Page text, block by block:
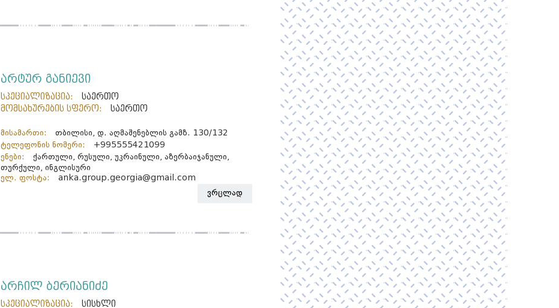
არტურ განიევი
სპეციალიზაცია:
საერთო
მომსახურების სფერო:
საერთო
მისამართი:
თბილისი, დ. აღმაშენებლის გამზ. 130/132
ტელეფონის ნომერი:
+995555421099
ენები:
ქართული, რუსული, უკრაინული, აზერბაიჯანული,
თურქული, ინგლისური
ელ. ფოსტა:
anka.group.georgia@gmail.com
ვრცლად
არჩილ ბერიანიძე
სპეციალიზაცია:
სისხლი